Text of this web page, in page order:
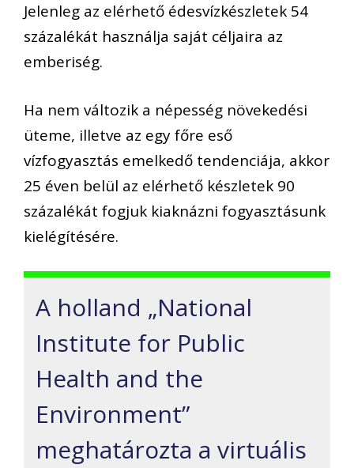
Jelenleg az elérhető édesvízkészletek 54
százalékát használja saját céljaira az
emberiség.
Ha nem változik a népesség növekedési
üteme, illetve az egy főre eső
vízfogyasztás emelkedő tendenciája, akkor
25 éven belül az elérhető készletek 90
százalékát fogjuk kiaknázni fogyasztásunk
kielégítésére.
A holland „National
Institute for Public
Health and the
Environment”
meghatározta a virtuális